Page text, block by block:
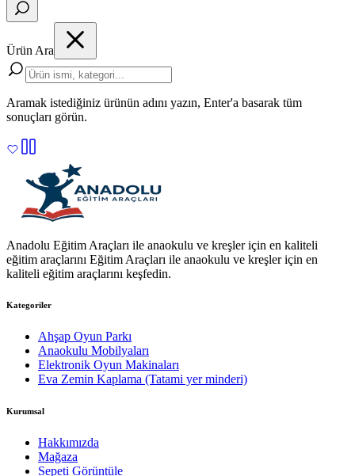
Ürün Ara
Aramak istediğiniz ürünün adını yazın, Enter'a basarak tüm
sonuçları görün.
Anadolu Eğitim Araçları ile anaokulu ve kreşler için en kaliteli
eğitim araçlarını Eğitim Araçları ile anaokulu ve kreşler için en
kaliteli eğitim araçlarını keşfedin.
Kategoriler
Ahşap Oyun Parkı
Anaokulu Mobilyaları
Elektronik Oyun Makinaları
Eva Zemin Kaplama (Tatami yer minderi)
Kurumsal
Hakkımızda
Mağaza
Sepeti Görüntüle